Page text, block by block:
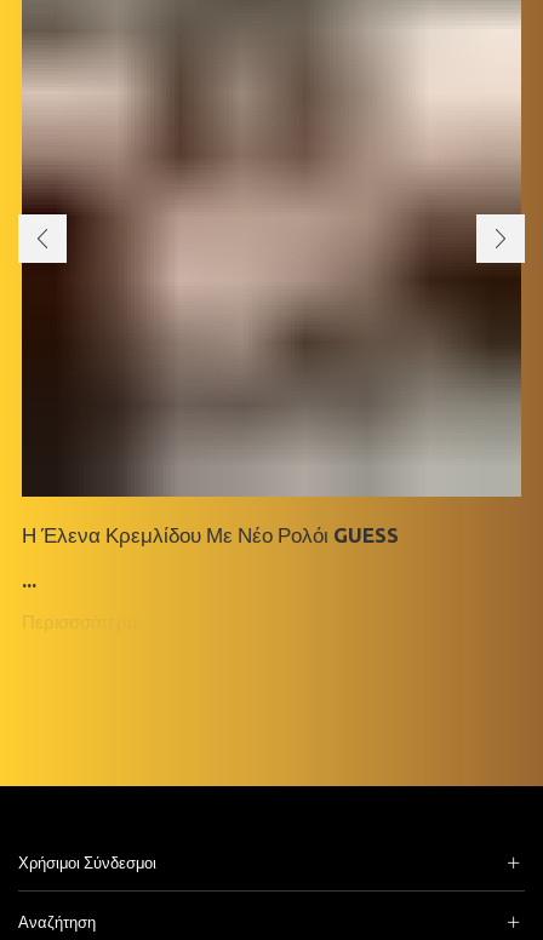
Η Έλενα Κρεμλίδου Με Νέο Ρολόι GUESS
...
Περισσσότερα
Χρήσιμοι Σύνδεσμοι
Αναζήτηση